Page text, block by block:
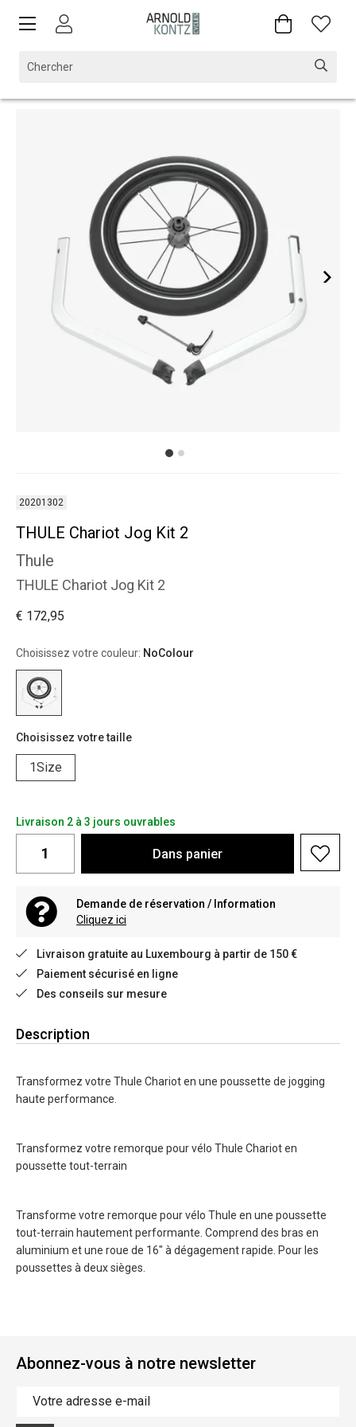
20201302
THULE Chariot Jog Kit 2
Thule
THULE Chariot Jog Kit 2
€ 172,95
Choisissez votre couleur: NoColour
Choisissez votre taille
1Size
Livraison 2 à 3 jours ouvrables
Dans panier
Demande de réservation / Information
Cliquez ici
Livraison gratuite au Luxembourg à partir de 150 €
Paiement sécurisé en ligne
Des conseils sur mesure
Description
Transformez votre Thule Chariot en une poussette de jogging
haute performance.
Transformez votre remorque pour vélo Thule Chariot en
poussette tout-terrain
Transforme votre remorque pour vélo Thule en une poussette
tout-terrain hautement performante. Comprend des bras en
aluminium et une roue de 16" à dégagement rapide. Pour les
poussettes à deux sièges.
Abonnez-vous à notre newsletter